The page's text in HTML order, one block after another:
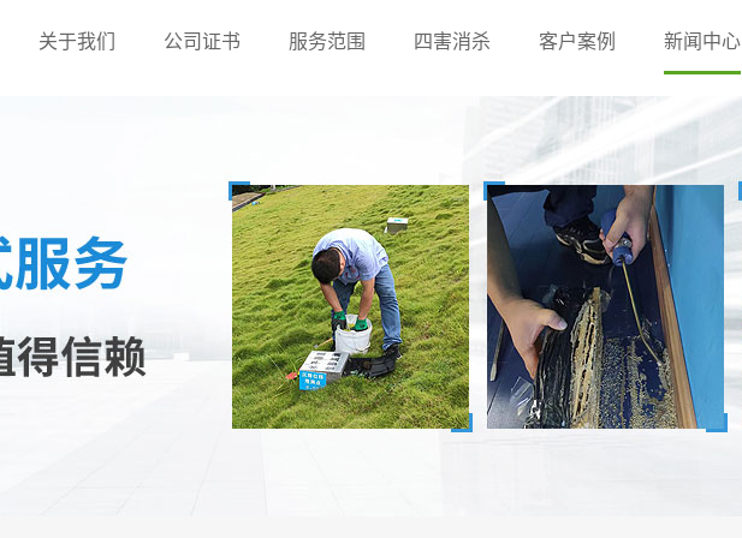
关于我们 公司证书 服务范围 四害消杀 客户案例 新闻中心